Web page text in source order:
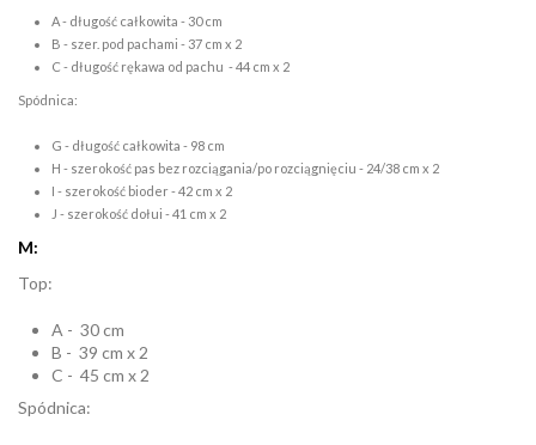
A - długość całkowita - 30 cm
B - szer. pod pachami - 37 cm x 2
C - długość rękawa od pachu - 44 cm x 2
Spódnica:
G - długość całkowita - 98 cm
H - szerokość pas bez rozciągania/po rozciągnięciu - 24/38 cm x 2
I - szerokość bioder - 42 cm x 2
J - szerokość dołui - 41 cm x 2
M:
Top:
A - 30 cm
B - 39 cm x 2
C - 45 cm x 2
Spódnica: